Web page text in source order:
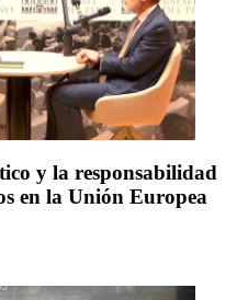
y la responsabilidad
en la Unión Europea